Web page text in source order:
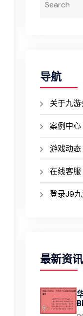
导航
关于九
案例中心
游戏动态
在线客服
登录J9
最新资讯